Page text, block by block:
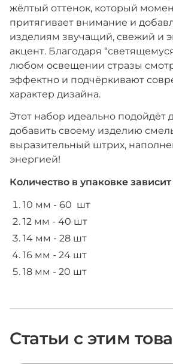
жёлтый оттенок, который
притягивает внимание и
изделиям звучащий, свежий и
акцент. Благодаря
любом освещении стразы
эффектно и подчёркивают
характер дизайна.
Этот набор идеально подойдёт
добавить своему изделию
выразительный штрих,
энергией!
Количество в упаковке
10 мм - 60 шт
12 мм - 40 шт
14 мм - 28 шт
16 мм - 24 шт
18 мм - 20 шт
Статьи с этим